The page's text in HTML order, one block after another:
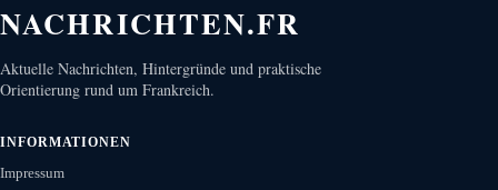
NACHRICHTEN.FR
Aktuelle Nachrichten, Hintergründe und praktische
Orientierung rund um Frankreich.
INFORMATIONEN
Impressum